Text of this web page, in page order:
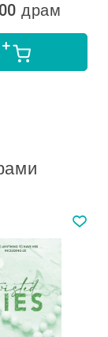
драм